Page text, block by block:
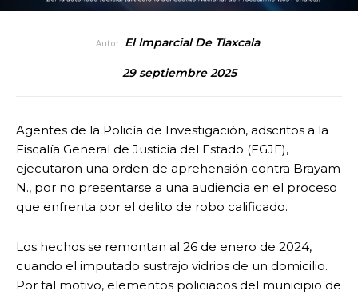
Autor: El Imparcial De Tlaxcala
29 septiembre 2025
Agentes de la Policía de Investigación, adscritos a la
Fiscalía General de Justicia del Estado (FGJE),
ejecutaron una orden de aprehensión contra Brayam
N., por no presentarse a una audiencia en el proceso
que enfrenta por el delito de robo calificado.
Los hechos se remontan al 26 de enero de 2024,
cuando el imputado sustrajo vidrios de un domicilio.
Por tal motivo, elementos policiacos del municipio de